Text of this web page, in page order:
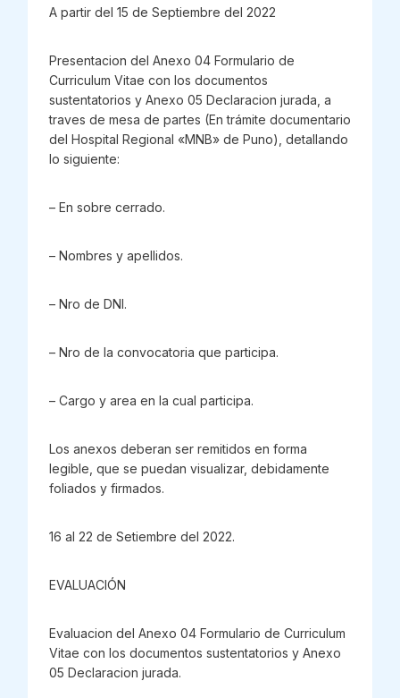
A partir del 15 de Septiembre del 2022
Presentacion del Anexo 04 Formulario de
Curriculum Vitae con los documentos
sustentatorios y Anexo 05 Declaracion jurada, a
traves de mesa de partes (En trámite documentario
del Hospital Regional «MNB» de Puno), detallando
lo siguiente:
– En sobre cerrado.
– Nombres y apellidos.
– Nro de DNI.
– Nro de la convocatoria que participa.
– Cargo y area en la cual participa.
Los anexos deberan ser remitidos en forma
legible, que se puedan visualizar, debidamente
foliados y firmados.
16 al 22 de Setiembre del 2022.
EVALUACIÓN
Evaluacion del Anexo 04 Formulario de Curriculum
Vitae con los documentos sustentatorios y Anexo
05 Declaracion jurada.